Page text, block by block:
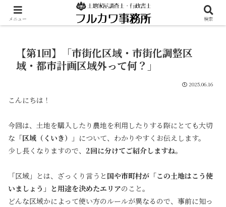
【第1回】「市街化区域・市街化調整区
域・都市計画区域外って何？」
2025.06.16
こんにちは！
今回は、土地を購入したり農地を利用したりする際にとても大切
な「区域（くいき）
」について、わかりやすくお伝えします。
少し長くなりますので、 2回に分けてご紹介しますね。
「区域」とは、ざっくり言うと 国や市町村が「この土地はこう使
いましょう」と用途を決めたエリアのこと。
どんな区域かによって使い方のルールが異なるので、事前に知っ
メニュー 検索